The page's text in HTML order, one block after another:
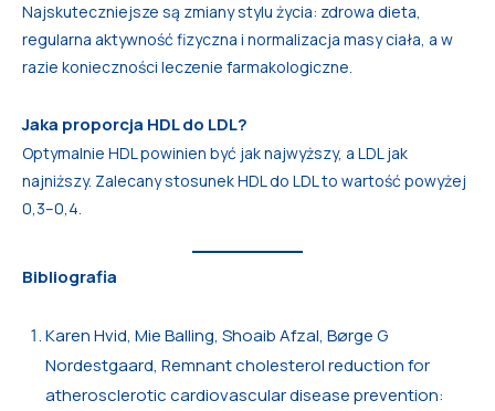
Najskuteczniejsze są zmiany stylu życia: zdrowa dieta,
regularna aktywność fizyczna i normalizacja masy ciała, a w
razie konieczności leczenie farmakologiczne.
Jaka proporcja HDL do LDL?
Optymalnie HDL powinien być jak najwyższy, a LDL jak
najniższy. Zalecany stosunek HDL do LDL to wartość powyżej
0,3–0,4.
Bibliografia
Karen Hvid, Mie Balling, Shoaib Afzal, Børge G
Nordestgaard, Remnant cholesterol reduction for
atherosclerotic cardiovascular disease prevention: